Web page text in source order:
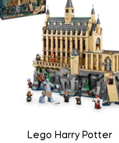
Lego Harry Potter